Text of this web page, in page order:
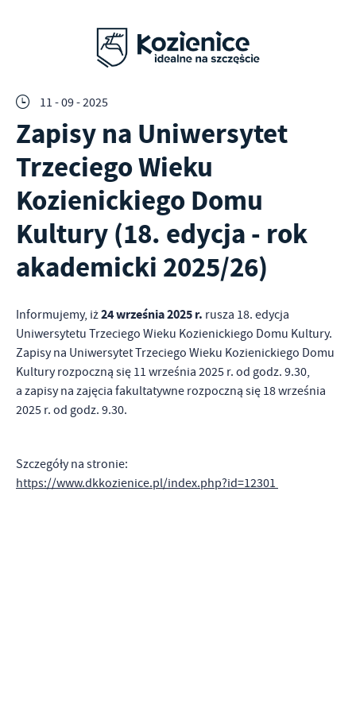
11 - 09 - 2025
Zapisy na Uniwersytet
Trzeciego Wieku
Kozienickiego Domu
Kultury (18. edycja - rok
akademicki 2025/26)
Informujemy, iż24 września 2025 r. rusza 18. edycja
Uniwersytetu Trzeciego Wieku Kozienickiego Domu Kultury.
Zapisy na Uniwersytet Trzeciego Wieku Kozienickiego Domu
Kultury rozpoczną się 11 września 2025 r. od godz. 9.30,
a zapisy na zajęcia fakultatywne rozpoczną się 18 września
2025 r. od godz. 9.30.
Szczegóły na stronie:
https://www.dkkozienice.pl/index.php?id=12301